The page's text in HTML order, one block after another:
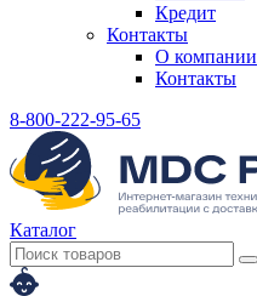
Кредит
Контакты
О компании
Контакты
8-800-222-95-65
Каталог